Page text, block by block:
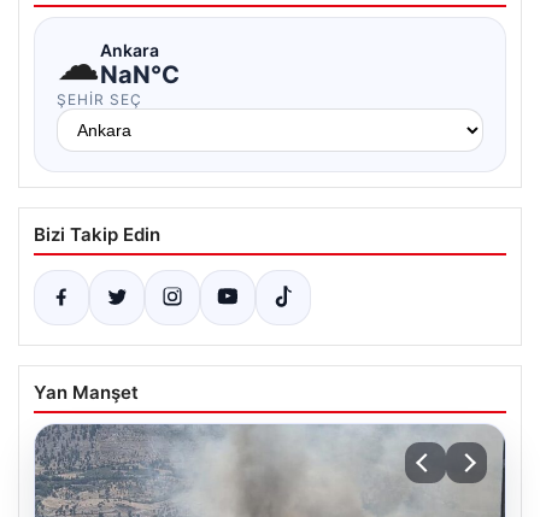
☁Ankara
NaN°C
ŞEHIR SEÇ
Bizi Takip Edin
Yan Manşet